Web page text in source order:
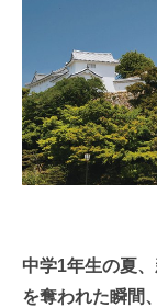
本サイトのご利用にあた
お問い合わせ
運営会社
中学1年生の夏
を奪われた瞬間